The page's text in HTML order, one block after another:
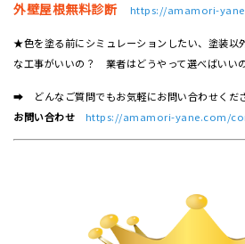
外壁屋根無料診断 https://amamori-
★色を塗る前にシミュレーションしたい、塗装
な工事がいいの？ 業者はどうやって選べばいい
➡ どんなご質問でもお気軽にお問い合わせくだ
お問い合わせ
https://amamori-yane.com/